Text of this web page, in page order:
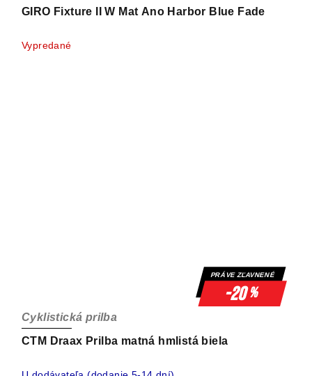
GIRO Fixture II W Mat Ano Harbor Blue Fade
Vypredané
PRÁVE ZĽAVNENÉ
-20%
CTM Draax Prilba matná hmlistá biela
Cyklistická prilba